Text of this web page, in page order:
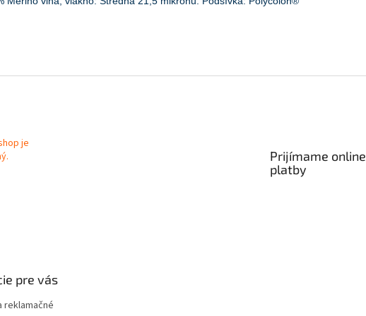
Prijímame online
platby
pre vás
reklamačné